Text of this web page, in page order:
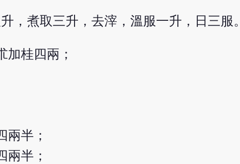
，煮取三升，去滓，溫服一升，日三服。
加桂四兩；
兩半；
兩半；